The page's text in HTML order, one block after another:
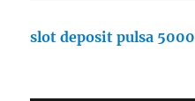
slot deposit pulsa 5000